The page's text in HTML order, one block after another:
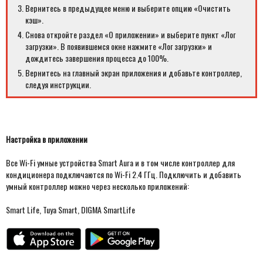
Вернитесь в предыдущее меню и выберите опцию «Очистить
кэш».
Снова откройте раздел «О приложении» и выберите пункт «Лог
загрузки». В появившемся окне нажмите «Лог загрузки» и
дождитесь завершения процесса до 100%.
Вернитесь на главный экран приложения и добавьте контроллер,
следуя инструкции.
Настройка в приложении
Все Wi-Fi умные устройства Smart Aura и в том числе контроллер для
кондиционера подключаются по Wi-Fi 2.4 ГГц. Подключить и добавить
умный контроллер можно через несколько приложений:
Smart Life, Tuya Smart, DIGMA SmartLife